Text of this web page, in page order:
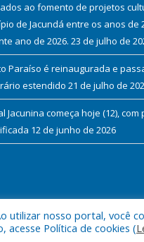
ao fomento de projetos
de Jacundá entre os anos de
ano de 2026. 23 de julho de
Paraíso é reinaugurada e
estendido 21 de julho de
Jacunina começa hoje (12),
12 de junho de 2026
utilizar nosso portal, você
Política de cookies (